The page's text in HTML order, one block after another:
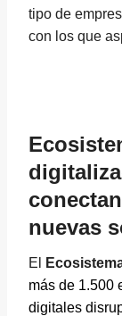
tipo de
con los que
nuevas
El
más de 1.500
digitales